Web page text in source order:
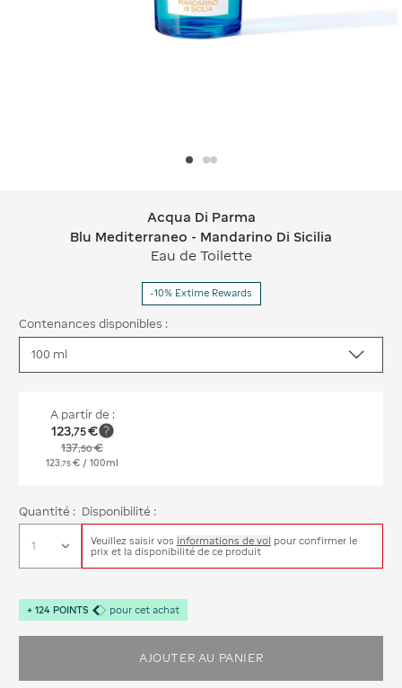
Acqua Di Parma Blu Mediterraneo -
Acqua Di Parma
Blu Mediterraneo - Mandarino Di Sicilia
Eau de Toilette
-10% Extime Rewards
Contenances disponibles :
A partir de :
123,75€
137,50€
123 75 € / 100ml
Quantité : Disponibilité :
Veuillez saisir vos informations de vol pour confirmer le
prix et la disponibilité de ce produit
+ 124 POINTS pour cet achat
AJOUTER AU PANIER